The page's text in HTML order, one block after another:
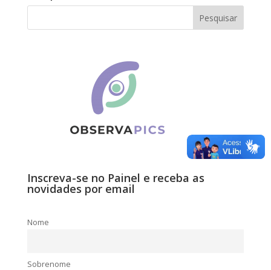
Inscreva-se no Painel e receba as
novidades por email
Nome
Sobrenome